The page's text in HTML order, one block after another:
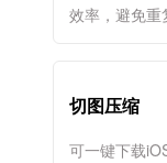
效率，避免重
切图压缩
可一键下载